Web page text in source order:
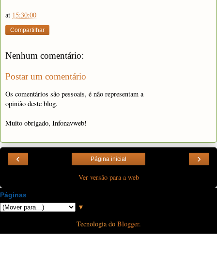
at 15:30:00
Compartilhar
Nenhum comentário:
Postar um comentário
Os comentários são pessoais, é não representam a
opinião deste blog.
Muito obrigado, Infonavweb!
‹ ›
Página inicial
Ver versão para a web
Páginas
▼
Tecnologia do Blogger.